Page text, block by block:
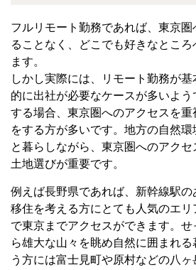
フルリモート勤務であれば、東京
ることなく、どこでも好きなとこ
ます。
しかし実際には、リモート勤務が
的に出社が必要なケースが多いよ
する場合、東京圏へのアクセスを
をする方が多いです。地方の自然環
と暮らしながら、東京圏へのアク
土地選びが重要です。
例えば長野県であれば、新幹線駅の
移住を考える方にとても人気のエ
で東京までアクセスができます。
ら雄大な山々を眺め自然に囲まれ
う方には富士見町や原村などの八ヶ